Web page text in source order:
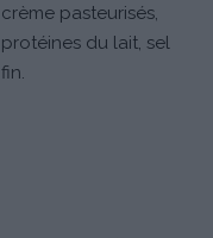
crème pasteurisés,
protéines du lait, sel
fin.